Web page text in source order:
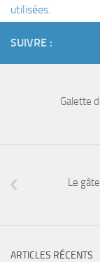
utilisées
SUIVRE :
Galette
Le
ARTICLES RÉCENTS